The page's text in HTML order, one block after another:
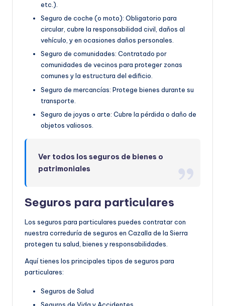
etc.).
Seguro de coche (o moto): Obligatorio para
circular, cubre la responsabilidad civil, daños al
vehículo, y en ocasiones daños personales.
Seguro de comunidades: Contratado por
comunidades de vecinos para proteger zonas
comunes y la estructura del edificio.
Seguro de mercancías: Protege bienes durante su
transporte.
Seguro de joyas o arte: Cubre la pérdida o daño de
objetos valiosos.
Ver todos los seguros de bienes o
patrimoniales
Seguros para particulares
Los seguros para particulares puedes contratar con
nuestra correduría de seguros en Cazalla de la Sierra
protegen tu salud, bienes y responsabilidades.
Aquí tienes los principales tipos de seguros para
particulares:
Seguros de Salud
Seguros de Vida y Accidentes